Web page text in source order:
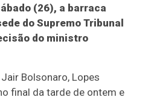
(26), a barraca
do Supremo Tribunal
do ministro
Bolsonaro, Lopes
final da tarde de ontem e